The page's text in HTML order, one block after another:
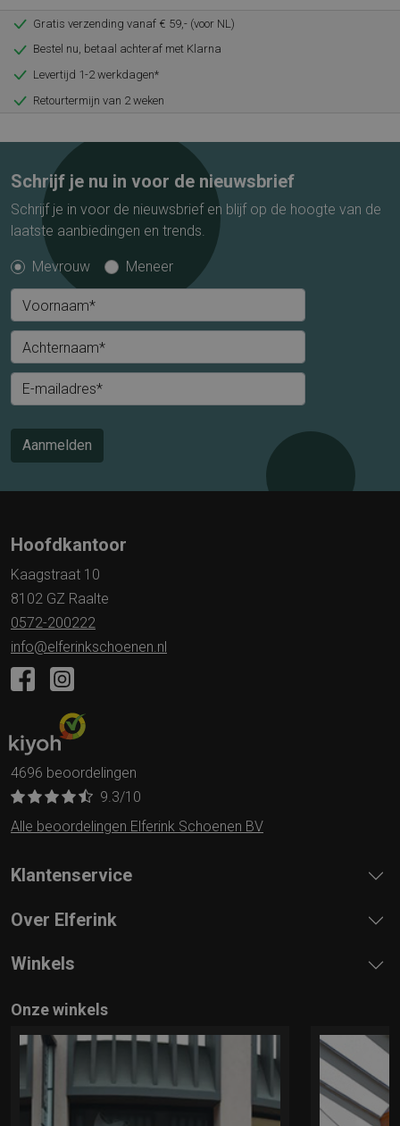
Gratis verzending vanaf € 59,- (voor NL)
Bestel nu, betaal achteraf met Klarna
Levertijd 1-2 werkdagen*
Retourtermijn van 2 weken
Schrijf je nu in voor de nieuwsbrief
Schrijf je in voor de nieuwsbrief en blijf op de hoogte van de
laatste aanbiedingen en trends.
Mevrouw Meneer
Voornaam*
Achternaam*
E-mailadres*
Aanmelden
Hoofdkantoor
Kaagstraat 10
8102 GZ Raalte
0572-200222
info@elferinkschoenen.nl
4696 beoordelingen
9.3/10
Alle beoordelingen Elferink Schoenen BV
Klantenservice
Over Elferink
Winkels
Onze winkels